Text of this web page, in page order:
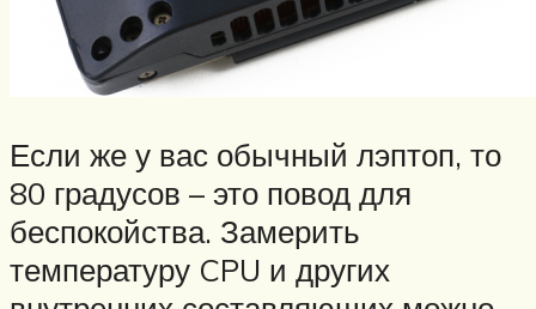
Если же у вас обычный лэптоп, то
80 градусов – это повод для
беспокойства. Замерить
температуру CPU и других